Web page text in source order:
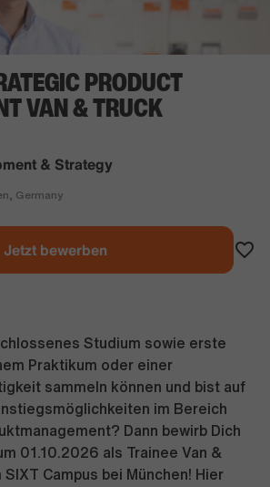
PRODUCT
VAN & TRUCK
& Strategy
Germany
Jetzt bewerben
Studium sowie erste
Praktikum oder einer
sammeln können und bist auf
im Bereich
Dann bewirb Dich
01.10.2026 als Trainee Van &
Campus bei München! Hier